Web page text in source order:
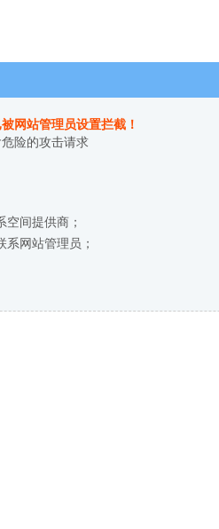
网站管理员设置拦截！
险的攻击请求
空间提供商；
网站管理员；